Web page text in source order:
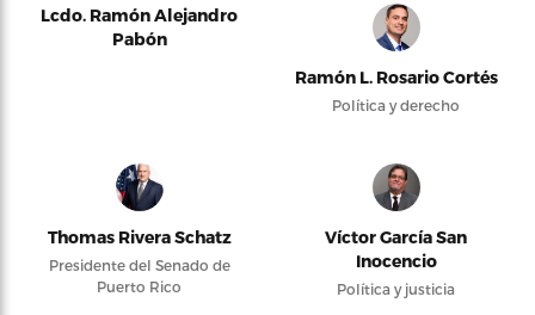
Lcdo. Ramón Alejandro
Pabón
Ramón L. Rosario Cortés
Política y derecho
Thomas Rivera Schatz
Presidente del Senado de
Puerto Rico
Víctor García San
Inocencio
Política y justicia